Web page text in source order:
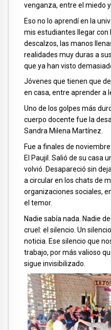
venganza, entre el miedo
Eso no lo aprendí en la
mis estudiantes llegar con
descalzos, las manos
realidades muy duras a
que ya han visto
Jóvenes que tienen que
en casa, entre aprender a
Uno de los golpes más
cuerpo docente fue la
Sandra Milena Martínez.
Fue a finales de
El Paujil. Salió de su casa
volvió. Desapareció sin
a circular en los chats de
organizaciones sociales,
el temor.
Nadie sabía nada. Nadie
cruel: el silencio. Un
noticia. Ese silencio que
trabajo, por más valioso
sigue invisibilizado.